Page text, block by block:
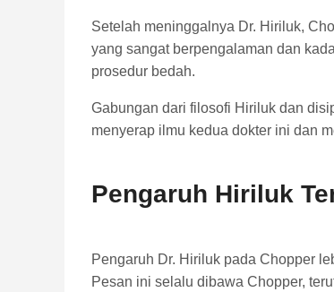
Setelah meninggalnya Dr. Hiriluk,
yang sangat berpengalaman dan
prosedur bedah.
Gabungan dari filosofi Hiriluk dan
menyerap ilmu kedua dokter ini dan
Pengaruh Hiriluk
Pengaruh Dr. Hiriluk pada Chopper
Pesan ini selalu dibawa Chopper,